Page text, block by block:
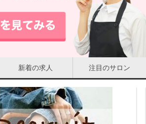
新着の求人 注目のサロン